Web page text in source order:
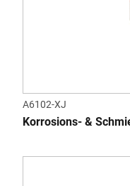
A6102-XJ
Korrosions- &